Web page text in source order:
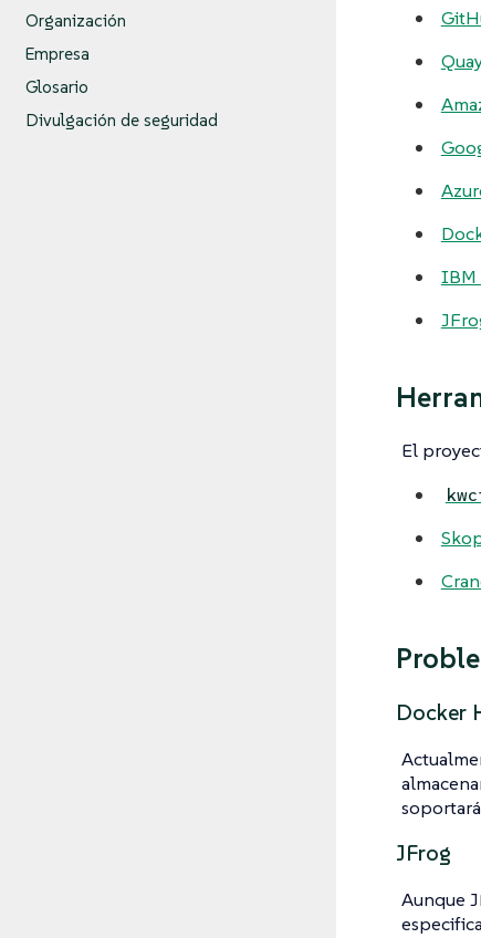
Organización
Empresa
Glosario
Divulgación de seguridad
IBM
El
Docker
JFrog
Aunque